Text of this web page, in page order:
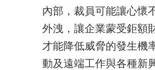
內部，裁員可能讓心懷
外洩，讓企業蒙受鉅額
才能降低威脅的發生機
動及遠端工作與各種新